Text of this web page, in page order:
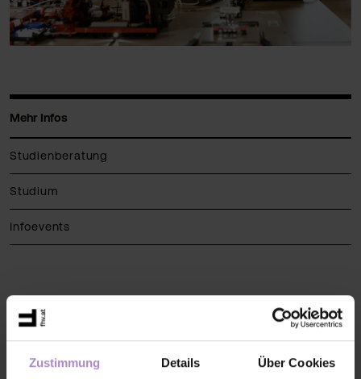
Zustimmung Details Über Cookies
Mehr Infos
Studienberatung
Studium
Infoevents
So unterstützt die FHV dein berufsbegleitendes
Studium
Ein berufsbegleitendes Studium eröffnet dir viele Chancen und
erfordert gleichzeitig Engagement und gute Selbstorganisation.
Mit diesen organisatorischen Maßnahmen unterstützen wir dich